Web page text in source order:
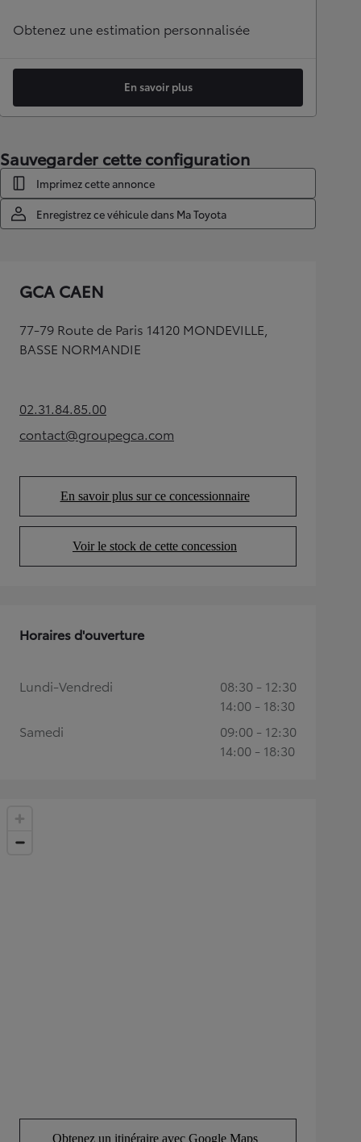
Obtenez une estimation personnalisée
En savoir plus
Sauvegarder cette configuration
Imprimez cette annonce
Enregistrez ce véhicule dans Ma Toyota
GCA CAEN
77-79 Route de Paris 14120 MONDEVILLE,
BASSE NORMANDIE
02.31.84.85.00(Opens in new tab)
contact@groupegca.com
(Opens in new tab)
En savoir plus sur ce concessionnaire
(Opens in new tab)
Voir le stock de cette concession
(Opens in new tab)
Obtenez un itinéraire avec Google Maps
Horaires d'ouverture
Lundi-Vendredi
08:30 - 12:30
14:00 - 18:30
Samedi
09:00 - 12:30
14:00 - 18:30